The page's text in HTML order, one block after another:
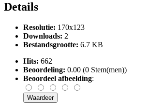
Details
Resolutie: 170x123
Downloads: 2
Bestandsgrootte: 6.7 KB
Hits: 662
Beoordeling: 0.00 (0 Stem(men))
Beoordeel afbeelding: